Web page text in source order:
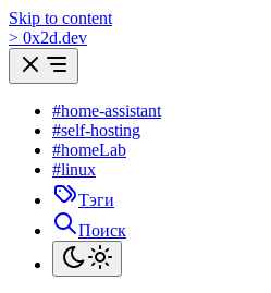
Skip to content
> 0x2d.dev
#home-assistant
#self-hosting
#homeLab
#linux
Тэги
Поиск